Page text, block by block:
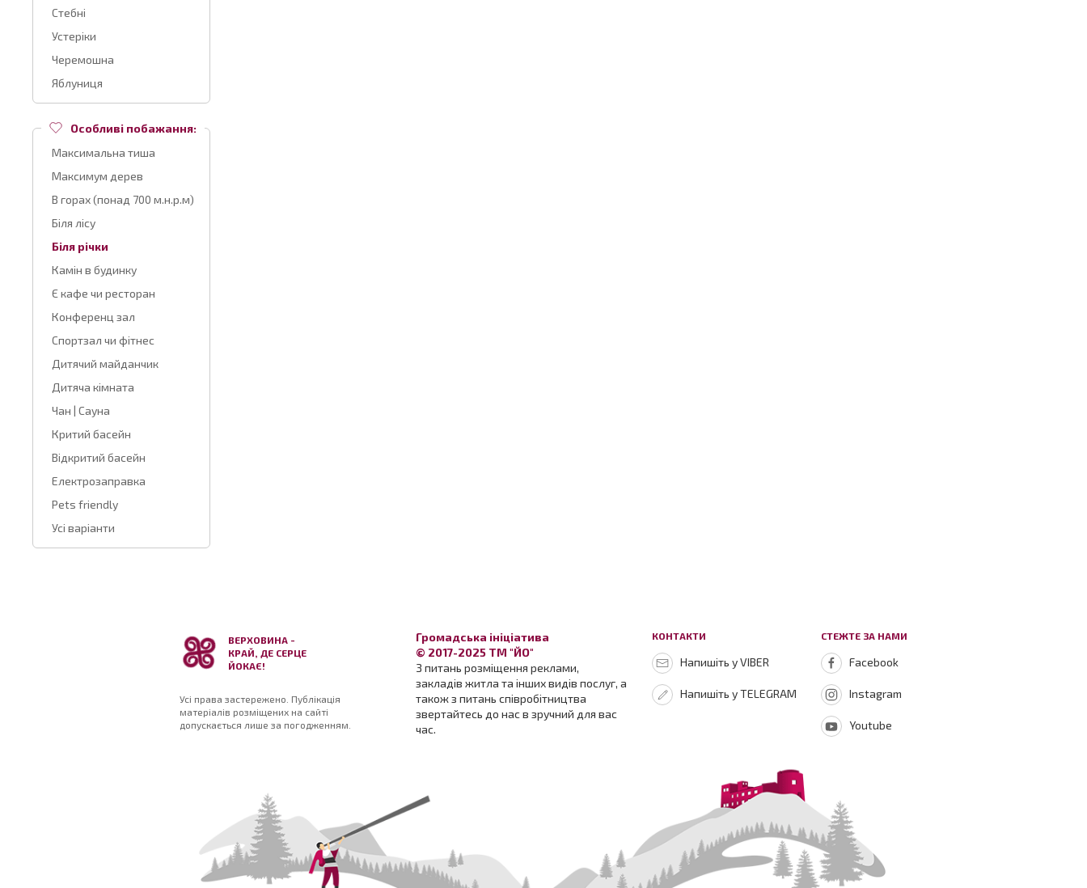
Стебні
Устеріки
Черемошна
Яблуниця
Особливі побажання:
Максимальна тиша
Максимум дерев
В горах (понад 700 м.н.р.м)
Біля лісу
Біля річки
Камін в будинку
Є кафе чи ресторан
Конференц зал
Спортзал чи фітнес
Дитячий майданчик
Дитяча кімната
Чан | Сауна
Критий басейн
Відкритий басейн
Електрозаправка
Pets friendly
Усі варіанти
ВЕРХОВИНА -
КРАЙ, ДЕ СЕРЦЕ
ЙОКАЄ!
Усі права застережено. Публікація
матеріалів розміщених на сайті
допускається лише за погодженням.
Громадська ініціатива
© 2017-2025 ТМ "ЙО"
З питань розміщення реклами,
закладів житла та інших видів послуг, а
також з питань співробітництва
звертайтесь до нас в зручний для вас
час.
КОНТАКТИ
Напишіть у VIBER
Напишіть у TELEGRAM
СТЕЖТЕ ЗА НАМИ
Facebook
Instagram
Youtube